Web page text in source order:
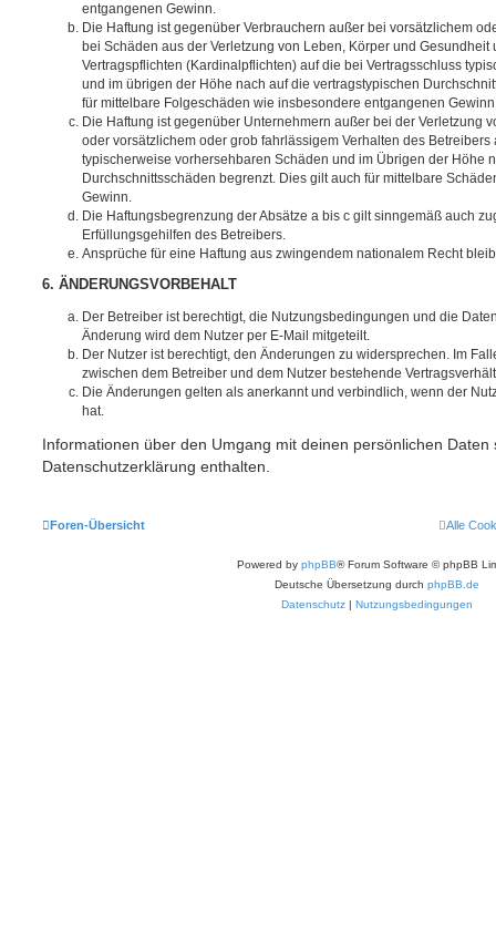
entgangenen Gewinn.
Die Haftung ist gegenüber Verbrauchern außer bei vorsätzlichem
bei Schäden aus der Verletzung von Leben, Körper und
Vertragspflichten (Kardinalpflichten) auf die bei Vertragsschluss
und im übrigen der Höhe nach auf die vertragstypischen
für mittelbare Folgeschäden wie insbesondere entgangenen
Die Haftung ist gegenüber Unternehmern außer bei der Verletzung
oder vorsätzlichem oder grob fahrlässigem Verhalten des Betreibers
typischerweise vorhersehbaren Schäden und im Übrigen der Höhe
Durchschnittsschäden begrenzt. Dies gilt auch für mittelbare
Gewinn.
Die Haftungsbegrenzung der Absätze a bis c gilt sinngemäß auch
Erfüllungsgehilfen des Betreibers.
Ansprüche für eine Haftung aus zwingendem nationalem Recht
6. ÄNDERUNGSVORBEHALT
Der Betreiber ist berechtigt, die Nutzungsbedingungen und die
Änderung wird dem Nutzer per E-Mail mitgeteilt.
Der Nutzer ist berechtigt, den Änderungen zu widersprechen. Im
zwischen dem Betreiber und dem Nutzer bestehende
Die Änderungen gelten als anerkannt und verbindlich, wenn der
hat.
Informationen über den Umgang mit deinen persönlichen Daten
Datenschutzerklärung enthalten.
Foren-Übersicht Alle
Powered by phpBB® Forum Software © phpBB
Deutsche Übersetzung durch phpBB.de
Datenschutz | Nutzungsbedingungen